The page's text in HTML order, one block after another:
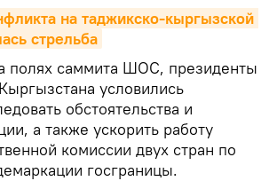
на таджикско-кыргызской
стрельба
полях саммита ШОС, президенты
условились
обстоятельства и
а также ускорить работу
комиссии двух стран по
госграницы.